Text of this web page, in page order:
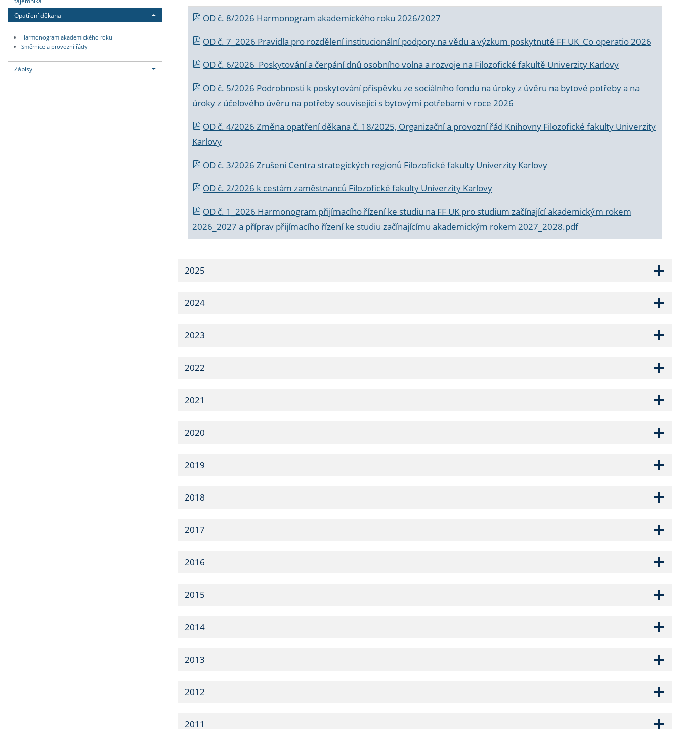
Opatření děkana
Harmonogram akademického roku
Směrnice a provozní řády
Zápisy
OD č. 8/2026 Harmonogram akademického roku 2026/2027
OD č. 7_2026 Pravidla pro rozdělení institucionální podpory na vědu a výzkum poskytnuté FF UK_Co operatio 2026
OD č. 6/2026 Poskytování a čerpání dnů osobního volna a rozvoje na Filozofické fakultě Univerzity Karlovy
OD č. 5/2026 Podrobnosti k poskytování příspěvku ze sociálního fondu na úroky z úvěru na bytové potřeby a na
úroky z účelového úvěru na potřeby související s bytovými potřebami v roce 2026
OD č. 4/2026 Změna opatření děkana č. 18/2025, Organizační a provozní řád Knihovny Filozofické fakulty Univerzity
Karlovy
OD č. 3/2026 Zrušení Centra strategických regionů Filozofické fakulty Univerzity Karlovy
OD č. 2/2026 k cestám zaměstnanců Filozofické fakulty Univerzity Karlovy
OD č. 1_2026 Harmonogram přijímacího řízení ke studiu na FF UK pro studium začínající akademickým rokem
2026_2027 a příprav přijímacího řízení ke studiu začínajícímu akademickým rokem 2027_2028.pdf
2025
2024
2023
2022
2021
2020
2019
2018
2017
2016
2015
2014
2013
2012
2011